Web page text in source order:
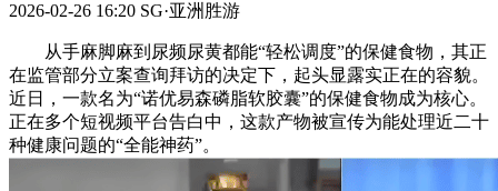
2026-02-26 16:20 SG·亚洲胜游
从手麻脚麻到尿频尿黄都能“轻松调度”的保健食物，其正
在监管部分立案查询拜访的决定下，起头显露实正在的容貌。
近日，一款名为“诺优易森磷脂软胶囊”的保健食物成为核心。
正在多个短视频平台告白中，这款产物被宣传为能处理近二十
种健康问题的“全能神药”。